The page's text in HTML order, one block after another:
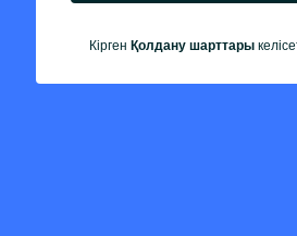
Кірген Қолдану шарттары